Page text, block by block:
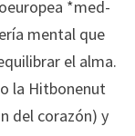
*med-
mental que
el alma.
la Hitbonenut
del corazón) y